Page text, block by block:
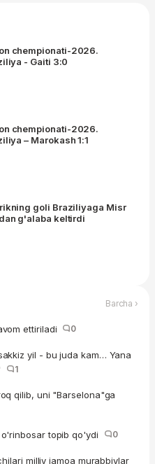
chempionati-2026.
- Gaiti 3:0
chempionati-2026.
– Marokash 1:1
goli Braziliyaga Misr
g'alaba keltirdi
Barcha ›
ettiriladi 0
yil - bu juda kam… Yana
1
qilib, uni "Barselona"ga
topib qo'ydi 0
milliy jamoa murabbiylar